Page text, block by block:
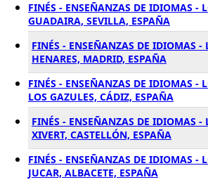
FINÉS - ENSEÑANZAS DE IDIOMAS -
GUADAIRA, SEVILLA, ESPAÑA
FINÉS - ENSEÑANZAS DE IDIOMAS -
HENARES, MADRID, ESPAÑA
FINÉS - ENSEÑANZAS DE IDIOMAS -
LOS GAZULES, CÁDIZ, ESPAÑA
FINÉS - ENSEÑANZAS DE IDIOMAS -
XIVERT, CASTELLÓN, ESPAÑA
FINÉS - ENSEÑANZAS DE IDIOMAS -
JUCAR, ALBACETE, ESPAÑA